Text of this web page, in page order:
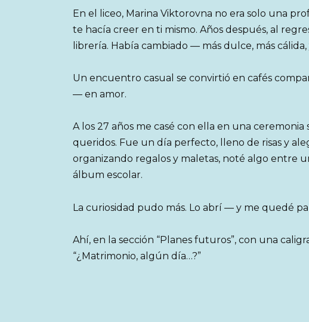
En el liceo, Marina Viktorovna no era solo una
te hacía creer en ti mismo. Años después, al
librería. Había cambiado — más dulce, más
Un encuentro casual se convirtió en cafés
— en amor.
A los 27 años me casé con ella en una
queridos. Fue un día perfecto, lleno de risas y
organizando regalos y maletas, noté algo entre
álbum escolar.
La curiosidad pudo más. Lo abrí — y me quedé
Ahí, en la sección “Planes futuros”, con una
“¿Matrimonio, algún día…?”